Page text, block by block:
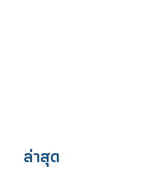
ล่าสุด